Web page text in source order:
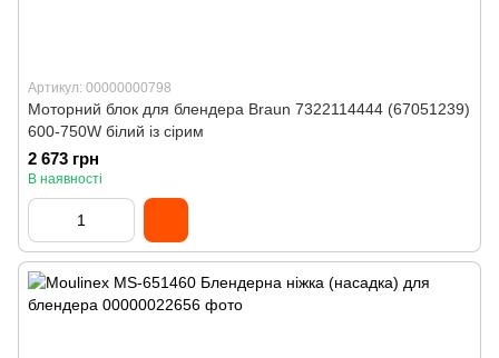
Артикул: 00000000798
Моторний блок для блендера Braun 7322114444 (67051239)
600-750W білий із сірим
2 673 грн
В наявності